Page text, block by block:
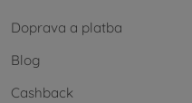
Doprava a platba
Blog
Cashback